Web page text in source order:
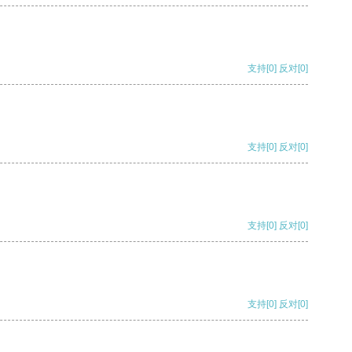
支持[0] 反对[0]
支持[0] 反对[0]
支持[0] 反对[0]
支持[0] 反对[0]